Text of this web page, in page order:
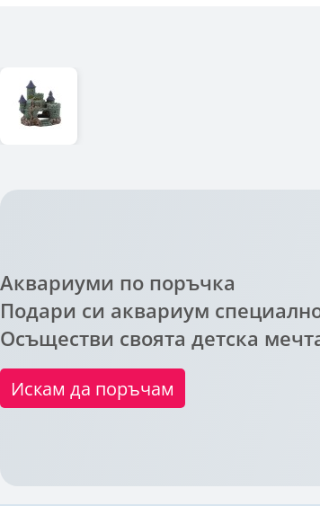
Аквариуми по поръчка
Подари си аквариум
Осъществи своята детска
Искам да поръчам